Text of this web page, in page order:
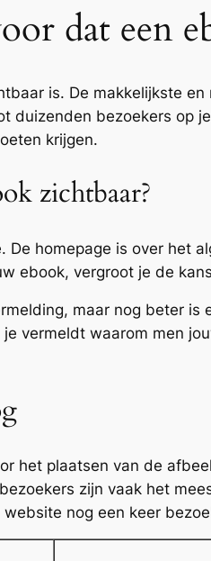
dat een
is. De makkelijkste
duizenden bezoekers op
krijgen.
zichtbaar?
De homepage is over het
ebook, vergroot je de
maar nog beter
vermeldt waarom men
het plaatsen van de
bezoekers zijn vaak het
nog een keer